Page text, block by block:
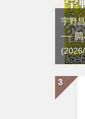
宇野
── 開